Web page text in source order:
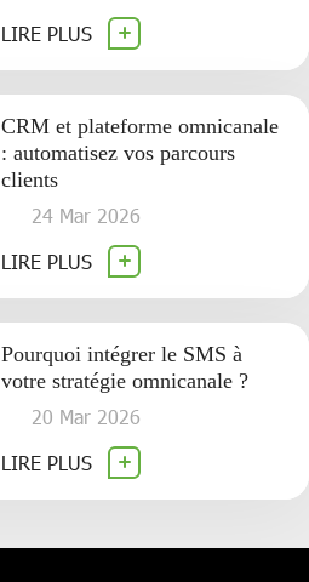
LIRE PLUS
CRM et plateforme omnicanale
: automatisez vos parcours
clients
24 Mar 2026
LIRE PLUS
Pourquoi intégrer le SMS à
votre stratégie omnicanale ?
20 Mar 2026
LIRE PLUS